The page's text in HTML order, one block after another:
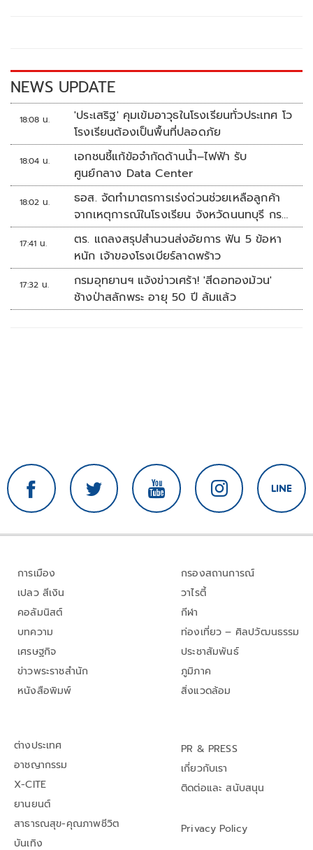
k k
NEWS UPDATE
18:08 น.
'ประเสริฐ' คุมเข้มอาวุธในโรงเรียนทั่วประเทศ โว
โรงเรียนต้องเป็นพื้นที่ปลอดภัย
18:04 น.
เอกชนชี้แก้ข้อจำกัดด้านน้ำ–ไฟฟ้า รับ
ศูนย์กลาง Data Center
18:02 น.
ธอส. จัดทำมาตรการเร่งด่วนช่วยเหลือลูกค้า
จากเหตุการณ์ในโรงเรียน จังหวัดนนทบุรี กรณี
เสียชีวิตหรือทุพพลภาพลดดอกเบี้ยเหลือ
0.01% ต่อปี ตลอดอายุสัญญา
17:41 น.
ตร. แถลงสรุปสำนวนส่งอัยการ ฟัน 5 ข้อหา
หนัก เจ้าของโรงเบียร์ลาดพร้าว
17:32 น.
กรมอุทยานฯ แจ้งข่าวเศร้า! 'สีดอทองม้วน'
ช้างป่าสลักพระ อายุ 50 ปี ล้มแล้ว
การเมือง
เปลว สีเงิน
คอลัมนิสต์
บทความ
เศรษฐกิจ
ข่าวพระราชสำนัก
หนังสือพิมพ์
กรองสถานการณ์
วาไรตี้
กีฬา
ท่องเที่ยว – ศิลปวัฒนธรรม
ประชาสัมพันธ์
ภูมิภาค
สิ่งแวดล้อม
ต่างประเทศ
อาชญากรรม
X-CITE
ยานยนต์
สาธารณสุข-คุณภาพชีวิต
บันเทิง
PR & PRESS
เกี่ยวกับเรา
ติดต่อและ สนับสนุน
Privacy Policy